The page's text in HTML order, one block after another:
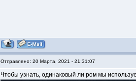
Отправлено: 20 Марта, 2021 - 21:31:07
Чтобы узнать, одинаковый ли ром мы